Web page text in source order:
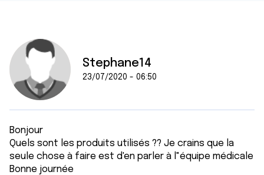
Stephane14
23/07/2020 - 06:50
Bonjour
Quels sont les produits utilisés ?? Je crains que la
seule chose à faire est d'en parler à l"équipe médicale
Bonne journée